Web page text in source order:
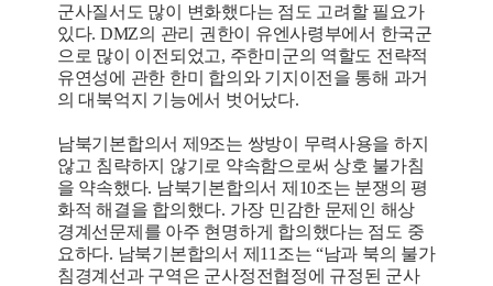
군사질서도 많이 변화했다는 점도 고려할 필요가
있다. DMZ의 관리 권한이 유엔사령부에서 한국군
으로 많이 이전되었고, 주한미군의 역할도 전략적
유연성에 관한 한미 합의와 기지이전을 통해 과거
의 대북억지 기능에서 벗어났다.
남북기본합의서 제9조는 쌍방이 무력사용을 하지
않고 침략하지 않기로 약속함으로써 상호 불가침
을 약속했다. 남북기본합의서 제10조는 분쟁의 평
화적 해결을 합의했다. 가장 민감한 문제인 해상
경계선문제를 아주 현명하게 합의했다는 점도 중
요하다. 남북기본합의서 제11조는 “남과 북의 불가
침경계선과 구역은 군사정전협정에 규정된 군사